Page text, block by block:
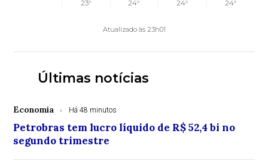
23°
24°
24°
24°
Atualizado às 23h01
Últimas notícias
Economia Há 48 minutos
Petrobras tem lucro líquido de R$ 52,4 bi no
segundo trimestre